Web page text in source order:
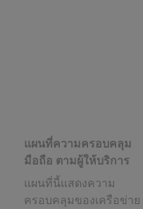
แผนที่ความครอบคลุม
มือถือ ตามผู้ให้บริการ
แผนที่นี้แสดงความ
ครอบคลุมของเครือข่าย